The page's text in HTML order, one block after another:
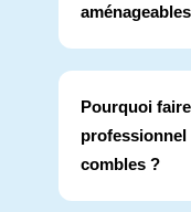
Pourquoi
professionnel
combles ?